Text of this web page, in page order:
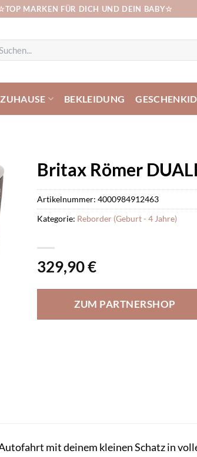
MARKEN FÜR DICH UND DEIN BABY☆
ZUHAUSE BEKLEIDUNG
Britax Römer
329,90€
ZUM PARTNERSHOP
Artikelnummer: 4000984912463
Kategorie: Reborder (Geburt - 4 Jahre)
mit deinem kleinen Schatz in